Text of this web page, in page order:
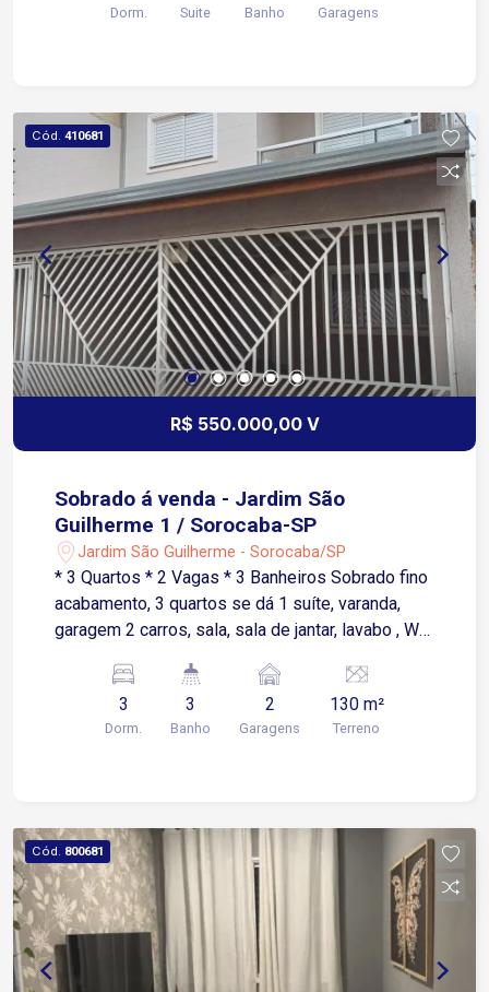
Dorm. Suite Banho Garagens
Cód. 410681
R$ 550.000,00 V
Sobrado á venda - Jardim São
Guilherme 1 / Sorocaba-SP
Jardim São Guilherme - Sorocaba/SP
* 3 Quartos * 2 Vagas * 3 Banheiros Sobrado fino
acabamento, 3 quartos se dá 1 suíte, varanda,
garagem 2 carros, sala, sala de jantar, lavabo , WC
gourmet, alarme , cerca elétrica, câmera, portão
automático.
3
Dorm.
3
Banho
2
Garagens
130 m²
Terreno
Cód. 800681